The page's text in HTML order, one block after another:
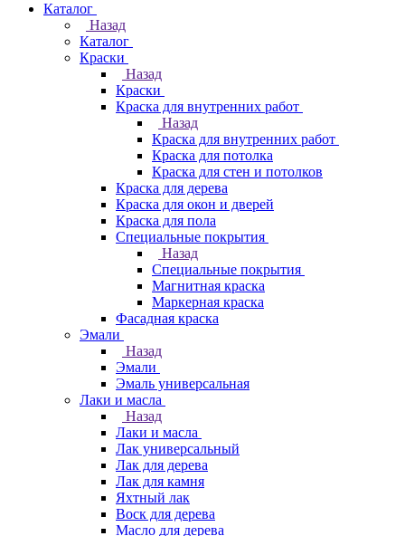
Каталог
Назад
Каталог
Краски
Назад
Краски
Краска для внутренних работ
Назад
Краска для внутренних работ
Краска для потолка
Краска для стен и потолков
Краска для дерева
Краска для окон и дверей
Краска для пола
Специальные покрытия
Назад
Специальные покрытия
Магнитная краска
Маркерная краска
Фасадная краска
Эмали
Назад
Эмали
Эмаль универсальная
Лаки и масла
Назад
Лаки и масла
Лак универсальный
Лак для дерева
Лак для камня
Яхтный лак
Воск для дерева
Масло для дерева